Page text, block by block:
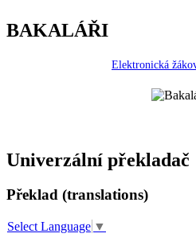
BAKALÁŘI
Elektronická
Univerzální překladač
Překlad (translations)
Select Language ▼